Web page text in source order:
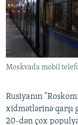
Moskvada mobil
Rusiyanın
xidmətlərinə qarşı
20-dən çox